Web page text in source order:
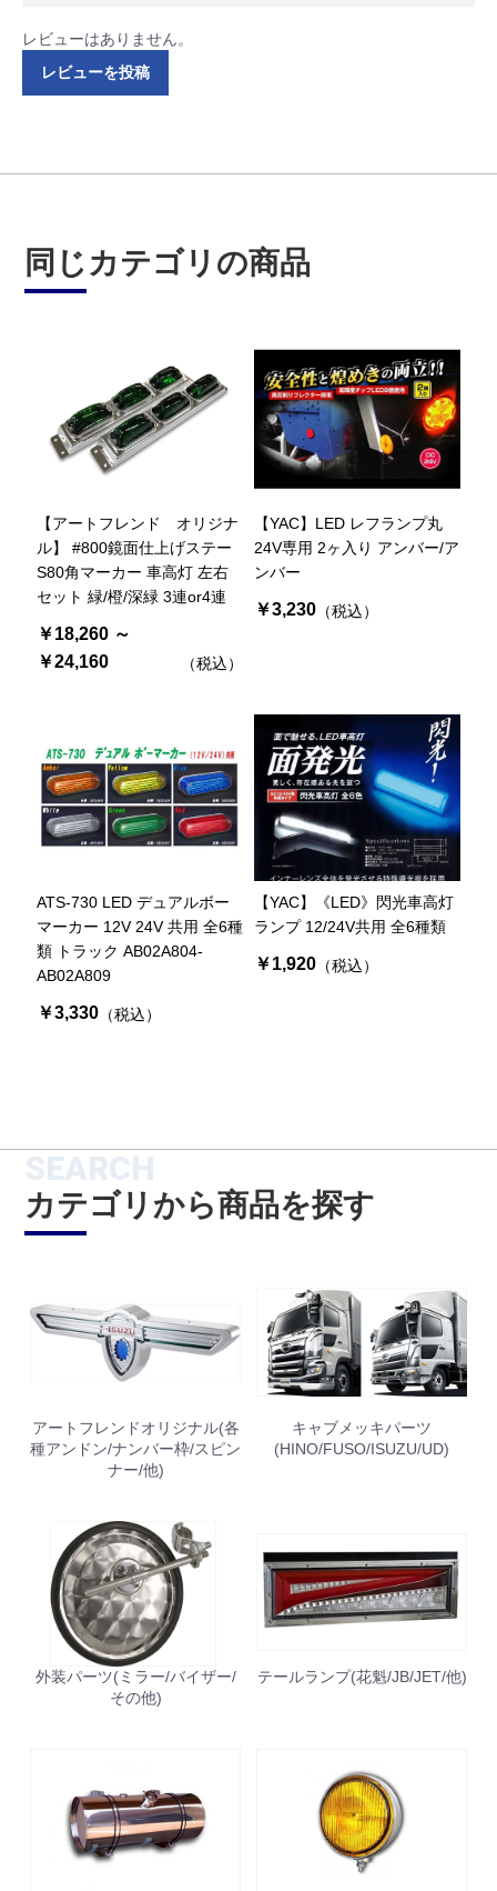
レビューはありません。
レビューを投稿
同じカテゴリの商品
【アートフレンド オリジナ
ル】 #800鏡面仕上げステー
S80角マーカー 車高灯 左右
セット 緑/橙/深緑 3連or4連
￥18,260 ～
￥24,160
（税込）
【YAC】LED レフランプ丸
24V専用 2ヶ入り アンバー/ア
ンバー
￥3,230（税込）
ATS-730 LED デュアルボー
マーカー 12V 24V 共用 全6種
類 トラック AB02A804-
AB02A809
￥3,330（税込）
【YAC】《LED》閃光車高灯
ランプ 12/24V共用 全6種類
￥1,920（税込）
SEARCH
カテゴリから商品を探す
アートフレンドオリジナル(各
種アンドン/ナンバー枠/スピン
ナー/他)
キャブメッキパーツ
(HINO/FUSO/ISUZU/UD)
外装パーツ(ミラー/バイザー/
その他)
テールランプ(花魁/JB/JET/他)